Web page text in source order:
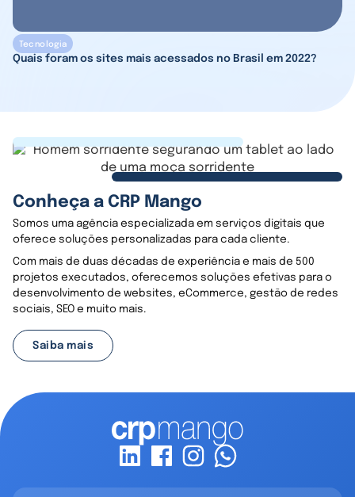
Tecnologia
Quais foram os sites mais acessados no Brasil em 2022?
Conheça a CRP Mango
Somos uma agência especializada em serviços digitais que
oferece soluções personalizadas para cada cliente.
Com mais de duas décadas de experiência e mais de 500
projetos executados, oferecemos soluções efetivas para o
desenvolvimento de websites, eCommerce, gestão de redes
sociais, SEO e muito mais.
Saiba mais